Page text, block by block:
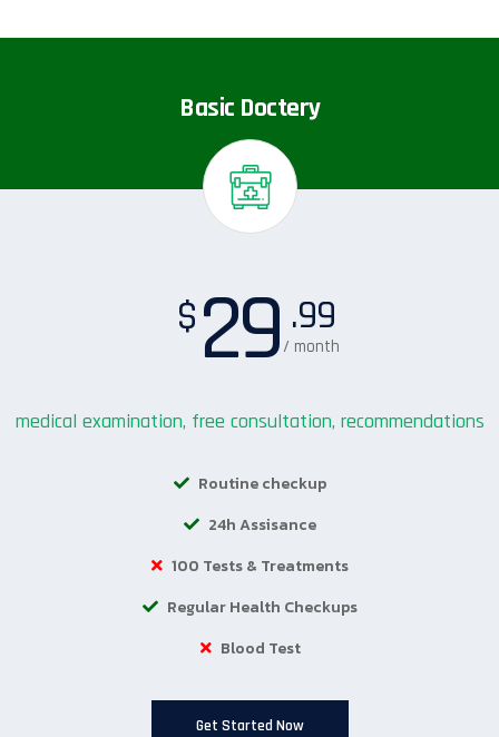
Basic Doctery
29 .99
$
/ month
medical examination, free consultation, recommendations
Routine checkup
24h Assisance
100 Tests & Treatments
Regular Health Checkups
Blood Test
Get Started Now